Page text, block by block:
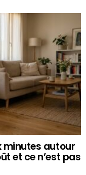
minutes autour
et ce n’est pas